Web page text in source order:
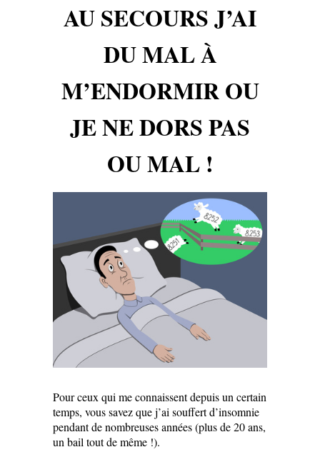
AU SECOURS J’AI
DU MAL À
M’ENDORMIR OU
JE NE DORS PAS
OU MAL !
Pour ceux qui me connaissent depuis un certain
temps, vous savez que j’ai souffert d’insomnie
pendant de nombreuses années (plus de 20 ans,
un bail tout de même !).